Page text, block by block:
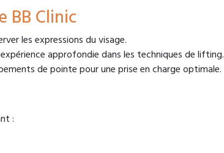
BB Clinic
les expressions du visage.
approfondie dans les techniques de lifting.
de pointe pour une prise en charge optimale.
: